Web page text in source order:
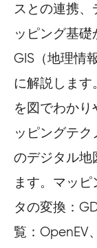
スとの連携
ッピング基
GIS（地理情
に解説しま
を図でわか
ッピングテ
のデジタル地
ます。マッ
タの変換：
覧：OpenEV